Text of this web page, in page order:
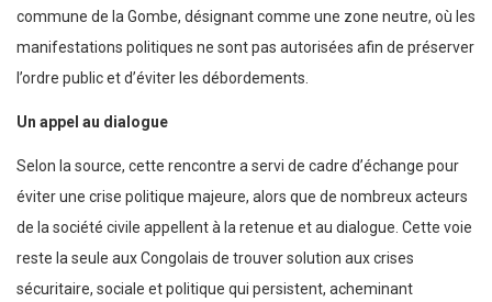
commune de la Gombe, désignant comme une zone neutre, où les
manifestations politiques ne sont pas autorisées afin de préserver
l’ordre public et d’éviter les débordements.
Un appel au dialogue
Selon la source, cette rencontre a servi de cadre d’échange pour
éviter une crise politique majeure, alors que de nombreux acteurs
de la société civile appellent à la retenue et au dialogue. Cette voie
reste la seule aux Congolais de trouver solution aux crises
sécuritaire, sociale et politique qui persistent, acheminant